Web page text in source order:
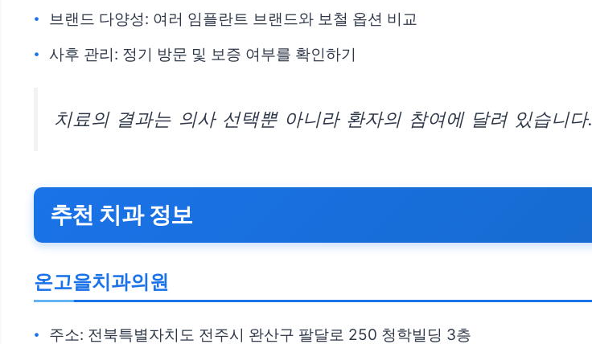
브랜드 다양성: 여러 임플란트 브랜드와 보철 옵션 비교
사후 관리: 정기 방문 및 보증 여부를 확인하기
치료의 결과는 의사 선택뿐 아니라 환자의 참여에 달려 있습니다.
추천 치과 정보
온고을치과의원
주소: 전북특별자치도 전주시 완산구 팔달로 250 청학빌딩 3층